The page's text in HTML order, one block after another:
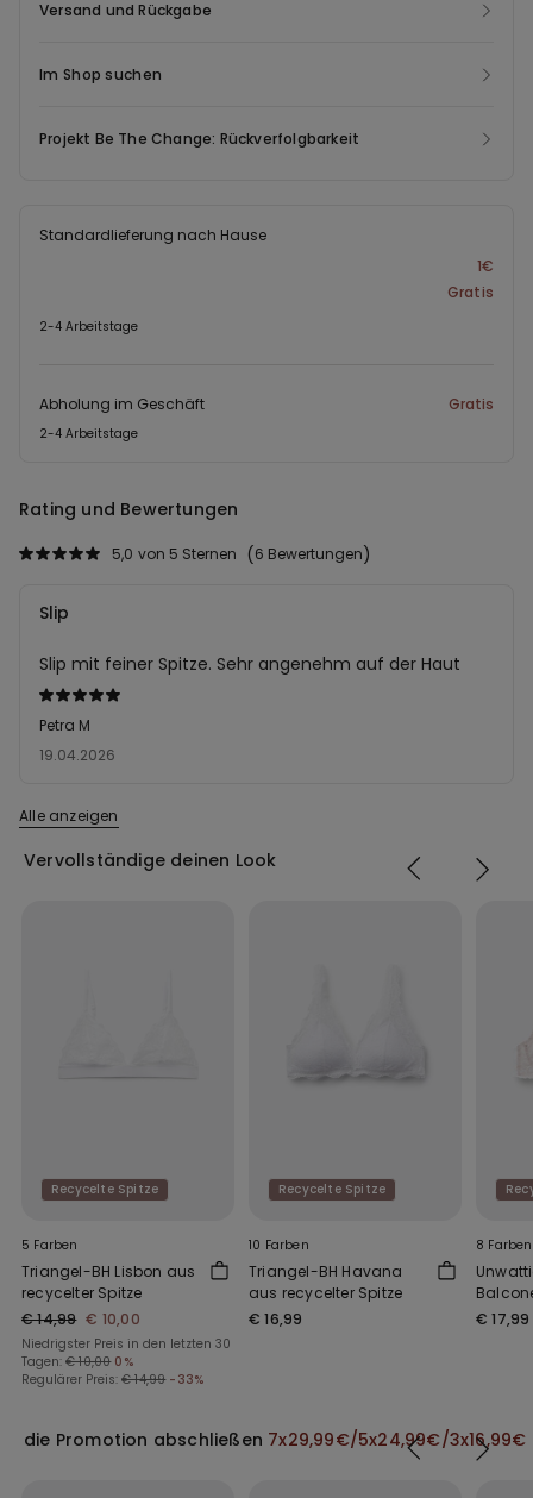
Versand und Rückgabe
Im Shop suchen
Projekt Be The Change: Rückverfolgbarkeit
Standardlieferung nach Hause
1€
Gratis
2-4 Arbeitstage
Abholung im Geschäft Gratis
2-4 Arbeitstage
Rating und Bewertungen
6 Bewertungen
5,0 von 5 Sternen
Mit
5
von
19.04.2026
Petra M
Slip
Slip mit feiner Spitze. Sehr angenehm auf der Haut
Alle anzeigen
Vervollständige deinen Look
Recycelte Spitze
5 Farben
Triangel-BH Lisbon aus
recycelter Spitze
€ 14,99 € 10,00
Niedrigster Preis in den letzten 30
Tagen: € 10,00 0%
Regulärer Preis: € 14,99 -33%
Recycelte Spitze
10 Farben
Triangel-BH Havana
aus recycelter Spitze
€ 16,99
8 Farben
aus
€ 17,99
die Promotion abschließen 7x29,99€/5x24,99€/3x16,99€